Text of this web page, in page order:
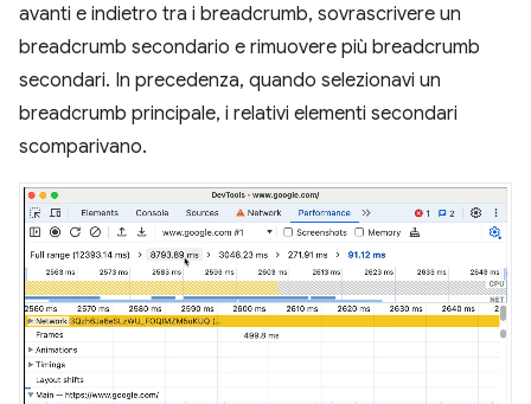
avanti e indietro tra i breadcrumb, sovrascrivere un
breadcrumb secondario e rimuovere più breadcrumb
secondari. In precedenza, quando selezionavi un
breadcrumb principale, i relativi elementi secondari
scomparivano.